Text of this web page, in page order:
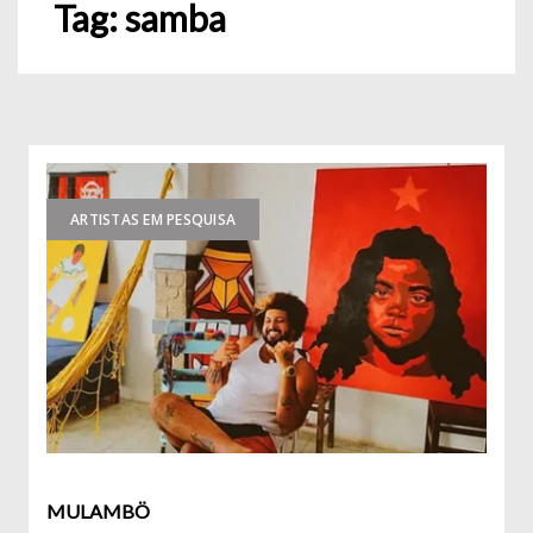
Tag:samba
ARTISTAS EM PESQUISA
MULAMBÖ